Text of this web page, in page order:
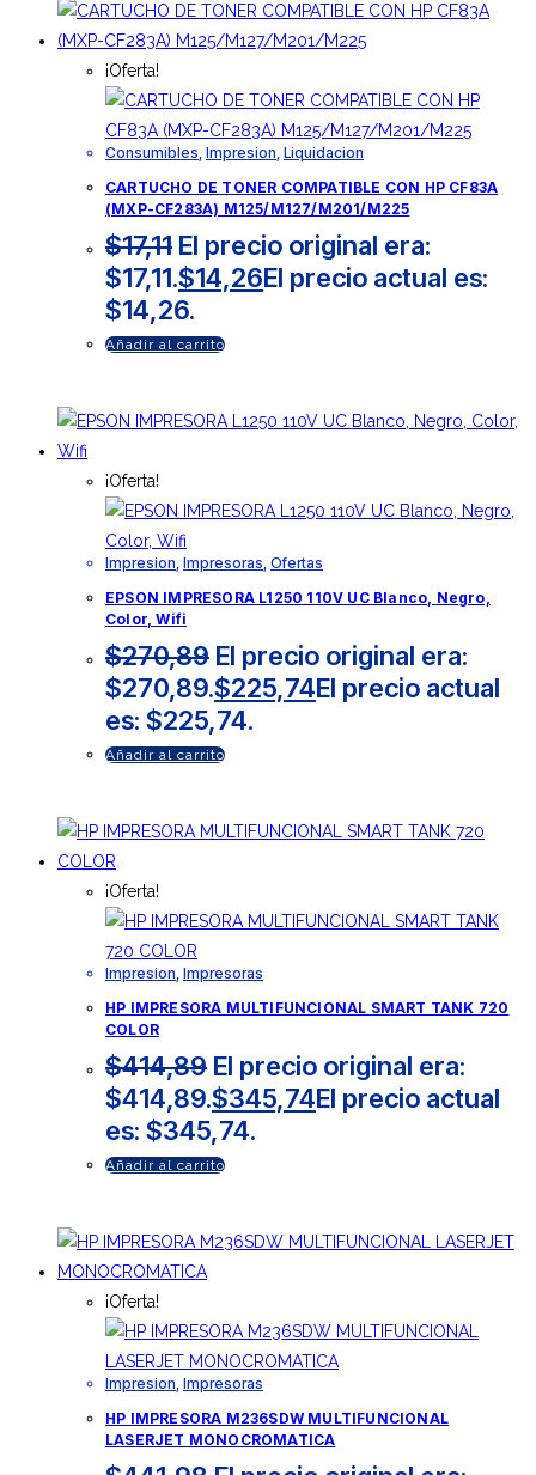
¡Oferta!
Consumibles, Impresion, Liquidacion
CARTUCHO DE TONER COMPATIBLE CON HP CF83A
(MXP-CF283A) M125/M127/M201/M225
$17,11 El precio original era:
$17,11.$14,26El precio actual es:
$14,26.
Añadir al carrito
¡Oferta!
Impresion Impresoras Ofertas
EPSON IMPRESORA L1250 110V UC Blanco, Negro,
Color, Wifi
$270,89 El precio original era:
$270,89.$225,74El precio actual
es: $225,74.
Añadir al carrito
¡Oferta!
Impresion Impresoras
HP IMPRESORA MULTIFUNCIONAL SMART TANK 720
COLOR
$414,89 El precio original era:
$414,89.$345,74El precio actual
es: $345,74.
Añadir al carrito
¡Oferta!
Impresion Impresoras
HP IMPRESORA M236SDW MULTIFUNCIONAL
LASERJET MONOCROMATICA